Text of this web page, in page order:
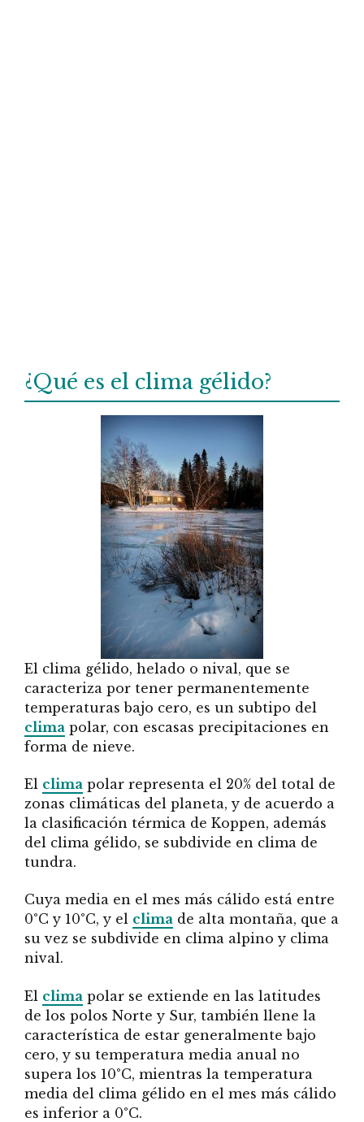
¿Qué es el clima gélido?
El clima gélido, helado o nival, que se
caracteriza por tener permanentemente
temperaturas bajo cero, es un subtipo del
clima polar, con escasas precipitaciones en
forma de nieve.
El clima polar representa el 20% del total de
zonas climáticas del planeta, y de acuerdo a
la clasificación térmica de Koppen, además
del clima gélido, se subdivide en clima de
tundra.
Cuya media en el mes más cálido está entre
0°C y 10°C, y el clima de alta montaña, que a
su vez se subdivide en clima alpino y clima
nival.
El clima polar se extiende en las latitudes
de los polos Norte y Sur, también llene la
característica de estar generalmente bajo
cero, y su temperatura media anual no
supera los 10°C, mientras la temperatura
media del clima gélido en el mes más cálido
es inferior a 0°C.